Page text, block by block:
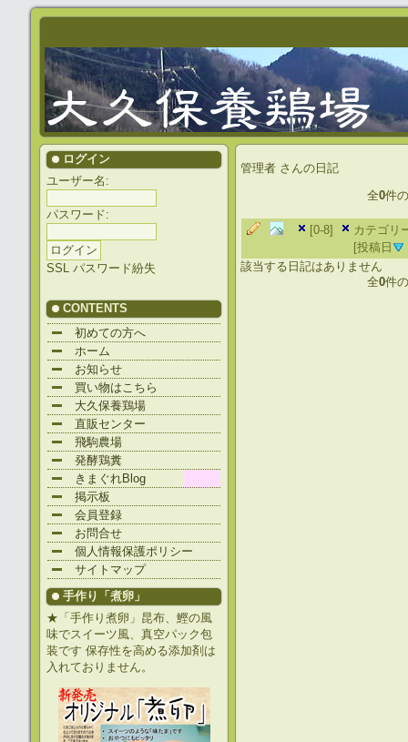
ログイン
ユーザー名:
パスワード:
SSL パスワード紛失
CONTENTS
初めての方へ
ホーム
お知らせ
買い物はこちら
大久保養鶏場
直販センター
飛駒農場
発酵鶏糞
きまぐれBlog
掲示板
会員登録
お問合せ
個人情報保護ポリシー
サイトマップ
手作り「煮卵」
★「手作り煮卵」昆布、鰹の風
味でスイーツ風、真空パック包
装です 保存性を高める添加剤は
入れておりません。
管理者 さんの日記
全0件
[0-8]
カテゴリ
[投稿日
該当する日記はありません
全0件